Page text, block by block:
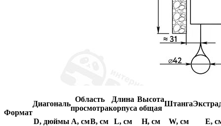
Формат
Диагональ
Область
просмотра
Длина
корпуса
Высота
общая
Штанга
D, дюймы A, смB, см L, см H, см W, см E,